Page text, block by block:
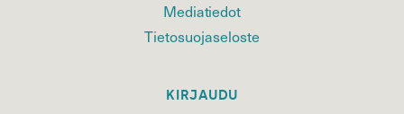
Mediatiedot
Tietosuojaseloste
KIRJAUDU